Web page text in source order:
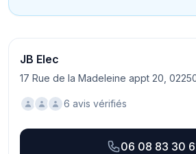
JB Elec
17 Rue de la Madeleine appt 20,
6 avis vérifiés
06 08 83 30